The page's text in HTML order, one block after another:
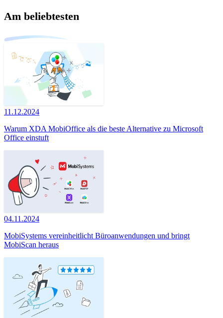
Am beliebtesten
11.12.2024
Warum XDA MobiOffice als die beste Alternative zu Microsoft
Office einstuft
04.11.2024
MobiSystems vereinheitlicht Büroanwendungen und bringt
MobiScan heraus